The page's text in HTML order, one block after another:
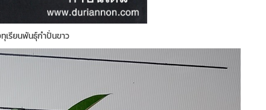
เรียนพันธุ์กำปั่นขาว